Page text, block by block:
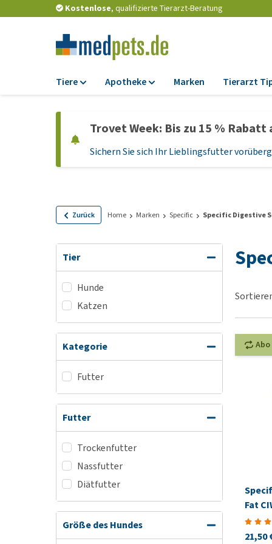
Kostenlose, qualifizierte Tierarzt-Beratung
Tiere
Trockenfutter
Nassfutter
Hundefutter
Leckerlis
Glutenfreies
Bio Hundefutter
Veganes
Apotheke
Zeckenschutz und
Flohmittel
Probiotika und
Vitamine und
Medizinisches
Alles ansehen
Marken Tierarzt
Trovet Week: Bis zu 15 %
Sichern Sie sich Ihr Lieblingsfutter
Zurück Home Marken Specific Specific Digestive
Tier
Hunde
Katzen
Kategorie
Futter
Futter
Trockenfutter
Nassfutter
Diätfutter
Größe des Hundes
Abo
Fat
21,50